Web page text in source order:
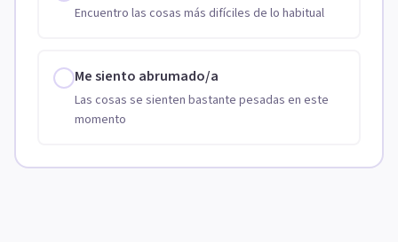
Encuentro las cosas más difíciles de lo habitual
Me siento abrumado/a
Las cosas se sienten bastante pesadas en este
momento